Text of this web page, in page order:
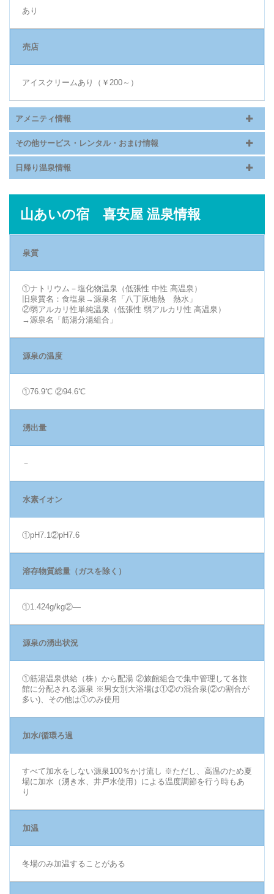
あり
売店
アイスクリームあり（￥200～）
アメニティ情報
その他サービス・レンタル・おまけ情報
日帰り温泉情報
山あいの宿 喜安屋 温泉情報
泉質
①ナトリウム－塩化物温泉（低張性 中性 高温泉）
旧泉質名：食塩泉→源泉名「八丁原地熱 熱水」
②弱アルカリ性単純温泉（低張性 弱アルカリ性 高温泉）
→源泉名「筋湯分湯組合」
源泉の温度
①76.9℃ ②94.6℃
湧出量
－
水素イオン
①pH7.1②pH7.6
溶存物質総量（ガスを除く）
①1.424g/kg②―
源泉の湧出状況
①筋湯温泉供給（株）から配湯 ②旅館組合で集中管理して各旅
館に分配される源泉 ※男女別大浴場は①②の混合泉(②の割合が
多い)、その他は①のみ使用
加水/循環ろ過
すべて加水をしない源泉100％かけ流し ※ただし、高温のため夏
場に加水（湧き水、井戸水使用）による温度調節を行う時もあ
り
加温
冬場のみ加温することがある